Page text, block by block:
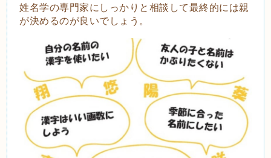
姓名学の専門家にしっかりと相談して最終的には親
が決めるのが良いでしょう。